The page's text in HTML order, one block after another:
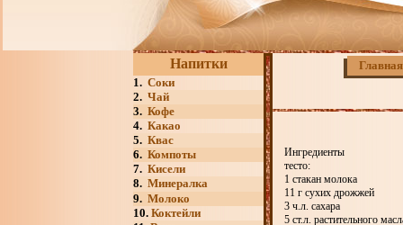
Напитки
1. Соки
2. Чай
3. Кофе
4. Какао
5. Квас
6. Компоты
7. Кисели
8. Минералка
9. Молоко
10. Коктейли
Главная
Ингредиенты
тесто:
1 стакан молока
11 г сухих дрожжей
3 ч.л. сахара
5 ст.л. растительного